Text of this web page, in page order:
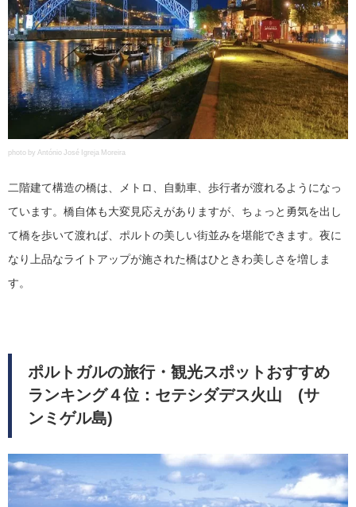
photo by António José Igreja Moreira
二階建て構造の橋は、メトロ、自動車、歩行者が渡れるようになっ
ています。橋自体も大変見応えがありますが、ちょっと勇気を出し
て橋を歩いて渡れば、ポルトの美しい街並みを堪能できます。夜に
なり上品なライトアップが施された橋はひときわ美しさを増しま
す。
ポルトガルの旅行・観光スポットおすすめ
ランキング４位：セテシダデス火山 (サ
ンミゲル島)